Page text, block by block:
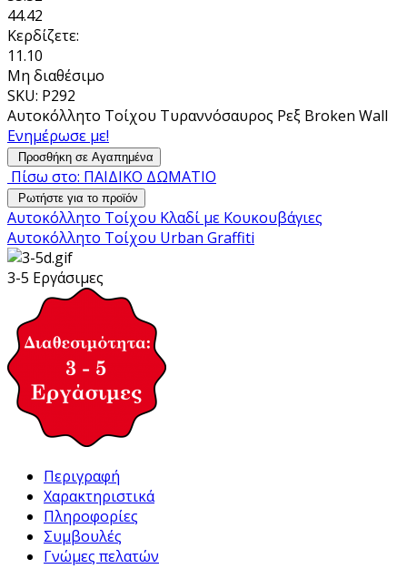
44.42
Κερδίζετε:
11.10
Μη διαθέσιμο
SKU: P292
Αυτοκόλλητο Τοίχου Τυραννόσαυρος Ρεξ Broken Wall
Ενημέρωσε με!
Προσθήκη σε Αγαπημένα
Πίσω στο: ΠΑΙΔΙΚΟ ΔΩΜΑΤΙΟ
Ρωτήστε για το προϊόν
Αυτοκόλλητο Τοίχου Κλαδί με Κουκουβάγιες
Αυτοκόλλητο Τοίχου Urban Graffiti
3-5 Εργάσιμες
Περιγραφή
Χαρακτηριστικά
Πληροφορίες
Συμβουλές
Γνώμες πελατών